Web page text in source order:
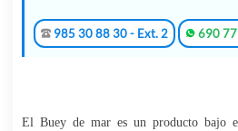
985 30 88 30 - Ext. 2 690
El Buey de mar es un producto bajo